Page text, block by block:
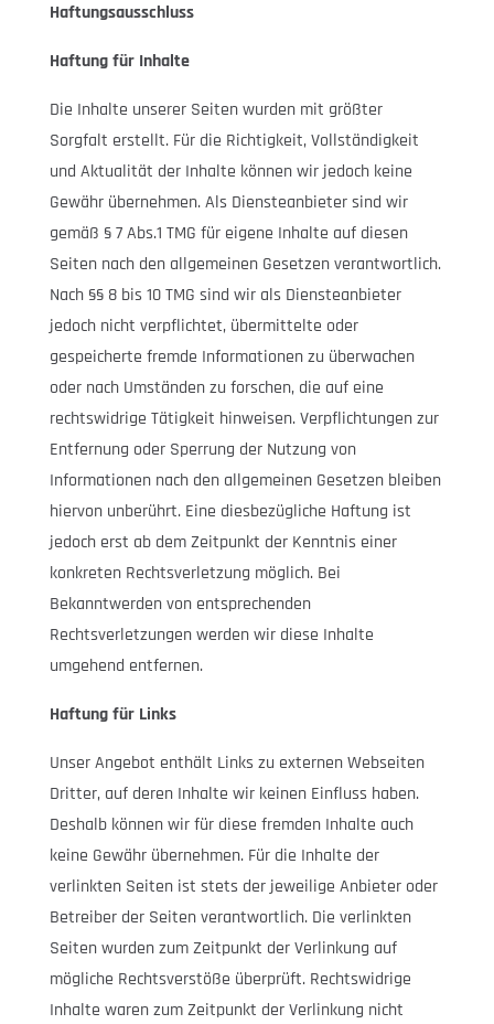
Haftungsausschluss
Haftung für Inhalte
Die Inhalte unserer Seiten wurden mit größter
Sorgfalt erstellt. Für die Richtigkeit, Vollständigkeit
und Aktualität der Inhalte können wir jedoch keine
Gewähr übernehmen. Als Diensteanbieter sind wir
gemäß § 7 Abs.1 TMG für eigene Inhalte auf diesen
Seiten nach den allgemeinen Gesetzen verantwortlich.
Nach §§ 8 bis 10 TMG sind wir als Diensteanbieter
jedoch nicht verpflichtet, übermittelte oder
gespeicherte fremde Informationen zu überwachen
oder nach Umständen zu forschen, die auf eine
rechtswidrige Tätigkeit hinweisen. Verpflichtungen zur
Entfernung oder Sperrung der Nutzung von
Informationen nach den allgemeinen Gesetzen bleiben
hiervon unberührt. Eine diesbezügliche Haftung ist
jedoch erst ab dem Zeitpunkt der Kenntnis einer
konkreten Rechtsverletzung möglich. Bei
Bekanntwerden von entsprechenden
Rechtsverletzungen werden wir diese Inhalte
umgehend entfernen.
Haftung für Links
Unser Angebot enthält Links zu externen Webseiten
Dritter, auf deren Inhalte wir keinen Einfluss haben.
Deshalb können wir für diese fremden Inhalte auch
keine Gewähr übernehmen. Für die Inhalte der
verlinkten Seiten ist stets der jeweilige Anbieter oder
Betreiber der Seiten verantwortlich. Die verlinkten
Seiten wurden zum Zeitpunkt der Verlinkung auf
mögliche Rechtsverstöße überprüft. Rechtswidrige
Inhalte waren zum Zeitpunkt der Verlinkung nicht